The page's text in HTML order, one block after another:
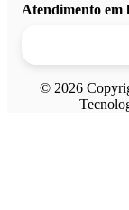
Atendimento em
© 2026